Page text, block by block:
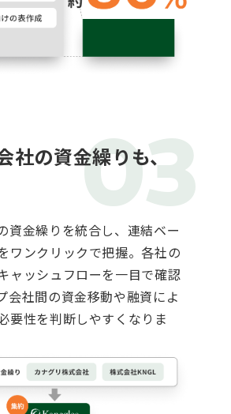
03
社の資金繰りも、
資金繰りを統合し、連結ベー
ワンクリックで把握。各社の
ャッシュフローを一目で確認
会社間の資金移動や融資によ
要性を判断しやすくなりま